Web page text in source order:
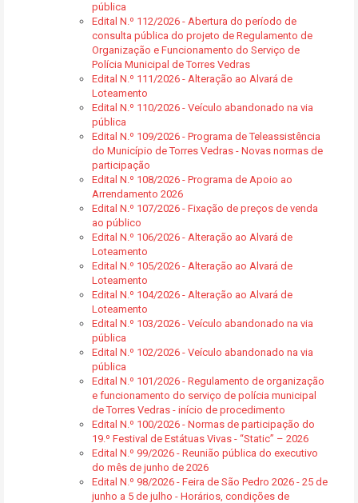
pública
Edital N.º 112/2026 - Abertura do período de
consulta pública do projeto de Regulamento de
Organização e Funcionamento do Serviço de
Polícia Municipal de Torres Vedras
Edital N.º 111/2026 - Alteração ao Alvará de
Loteamento
Edital N.º 110/2026 - Veículo abandonado na via
pública
Edital N.º 109/2026 - Programa de Teleassistência
do Município de Torres Vedras - Novas normas de
participação
Edital N.º 108/2026 - Programa de Apoio ao
Arrendamento 2026
Edital N.º 107/2026 - Fixação de preços de venda
ao público
Edital N.º 106/2026 - Alteração ao Alvará de
Loteamento
Edital N.º 105/2026 - Alteração ao Alvará de
Loteamento
Edital N.º 104/2026 - Alteração ao Alvará de
Loteamento
Edital N.º 103/2026 - Veículo abandonado na via
pública
Edital N.º 102/2026 - Veículo abandonado na via
pública
Edital N.º 101/2026 - Regulamento de organização
e funcionamento do serviço de polícia municipal
de Torres Vedras - início de procedimento
Edital N.º 100/2026 - Normas de participação do
19.º Festival de Estátuas Vivas - “Static” – 2026
Edital N.º 99/2026 - Reunião pública do executivo
do mês de junho de 2026
Edital N.º 98/2026 - Feira de São Pedro 2026 - 25 de
junho a 5 de julho - Horários, condições de